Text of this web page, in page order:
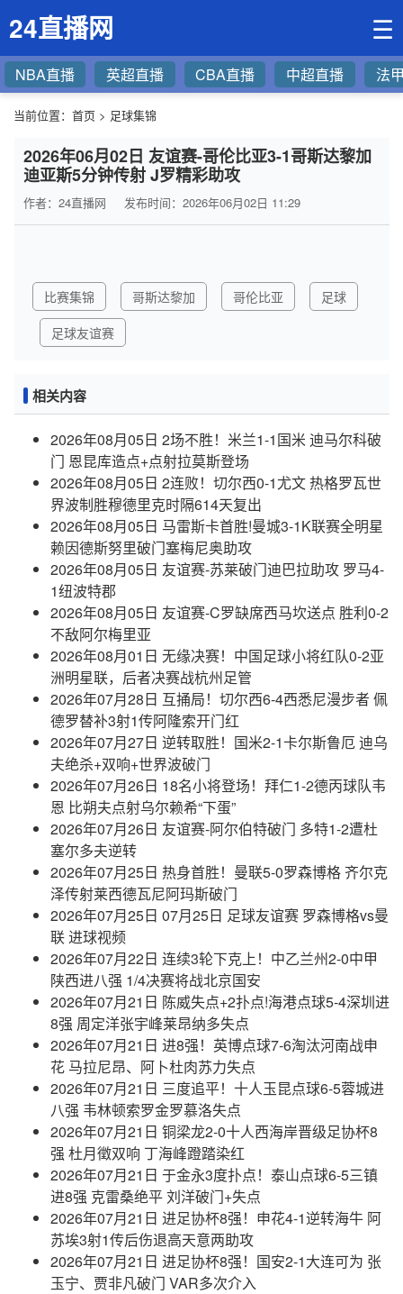
24直播网 ☰
NBA直播 英超直播 CBA直播 中超直播 法
当前位置： 首页 > 足球集锦
2026年06月02日 友谊赛-哥伦比亚3-1哥斯达黎加
迪亚斯5分钟传射 J罗精彩助攻
作者：24直播网 发布时间：2026年06月02日 11:29
比赛集锦 哥斯达黎加 哥伦比亚
足球
足球友谊赛
相关内容
2026年08月05日 2场不胜！米兰1-1国米 迪马尔科破
门 恩昆库造点+点射拉莫斯登场
2026年08月05日 2连败！切尔西0-1尤文 热格罗瓦世
界波制胜穆德里克时隔614天复出
2026年08月05日 马雷斯卡首胜!曼城3-1K联赛全明星
赖因德斯努里破门塞梅尼奥助攻
2026年08月05日 友谊赛-苏莱破门迪巴拉助攻 罗马4-
1纽波特郡
2026年08月05日 友谊赛-C罗缺席西马坎送点 胜利0-2
不敌阿尔梅里亚
2026年08月01日 无缘决赛！中国足球小将红队0-2亚
洲明星联，后者决赛战杭州足管
2026年07月28日 互捅局！切尔西6-4西悉尼漫步者 佩
德罗替补3射1传阿隆索开门红
2026年07月27日 逆转取胜！国米2-1卡尔斯鲁厄 迪乌
夫绝杀+双响+世界波破门
2026年07月26日 18名小将登场！拜仁1-2德丙球队韦
恩 比朔夫点射乌尔赖希“下蛋”
2026年07月26日 友谊赛-阿尔伯特破门 多特1-2遭杜
塞尔多夫逆转
2026年07月25日 热身首胜！曼联5-0罗森博格 齐尔克
泽传射莱西德瓦尼阿玛斯破门
2026年07月25日 07月25日 足球友谊赛 罗森博格vs曼
联 进球视频
2026年07月22日 连续3轮下克上！中乙兰州2-0中甲
陕西进八强 1/4决赛将战北京国安
2026年07月21日 陈威失点+2扑点!海港点球5-4深圳进
8强 周定洋张宇峰莱昂纳多失点
2026年07月21日 进8强！英博点球7-6淘汰河南战申
花 马拉尼昂、阿卜杜肉苏力失点
2026年07月21日 三度追平！十人玉昆点球6-5蓉城进
八强 韦林顿索罗金罗慕洛失点
2026年07月21日 铜梁龙2-0十人西海岸晋级足协杯8
强 杜月徵双响 丁海峰蹬踏染红
2026年07月21日 于金永3度扑点！泰山点球6-5三镇
进8强 克雷桑绝平 刘洋破门+失点
2026年07月21日 进足协杯8强！申花4-1逆转海牛 阿
苏埃3射1传后伤退高天意两助攻
2026年07月21日 进足协杯8强！国安2-1大连可为 张
玉宁、贾非凡破门 VAR多次介入